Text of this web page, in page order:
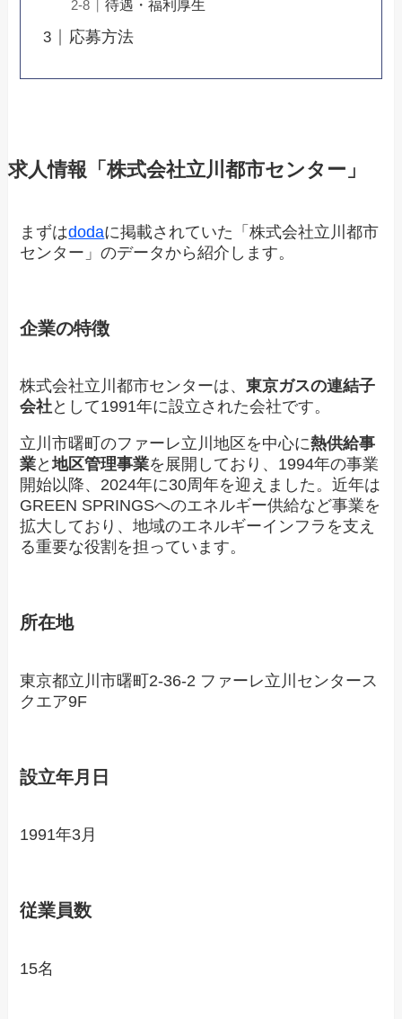
待遇・福利厚生
応募方法
求人情報「株式会社立川都市センター」
まずはdodaに掲載されていた「株式会社立川都市
センター」のデータから紹介します。
企業の特徴
株式会社立川都市センターは、東京ガスの連結子
会社として1991年に設立された会社です。
立川市曙町のファーレ立川地区を中心に熱供給事
業と地区管理事業を展開しており、1994年の事業
開始以降、2024年に30周年を迎えました。近年は
GREEN SPRINGSへのエネルギー供給など事業を
拡大しており、地域のエネルギーインフラを支え
る重要な役割を担っています。
所在地
東京都立川市曙町2-36-2 ファーレ立川センタース
クエア9F
設立年月日
1991年3月
従業員数
15名